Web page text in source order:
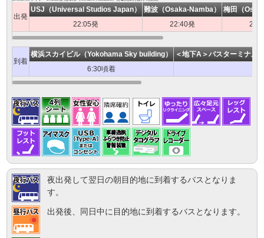
出発
USJ（Universal Studios Japan） 難波（Osaka-Namba）
梅田（
22:05発
22:40発
到着
横浜スカイビル（Yokohama Sky building）
＜地下A＞バスターミナル
6:30頃着
夜出発して翌日の朝目的地に到着するバスとなりま
す。
出発後、同日中に目的地に到着するバスとなります。